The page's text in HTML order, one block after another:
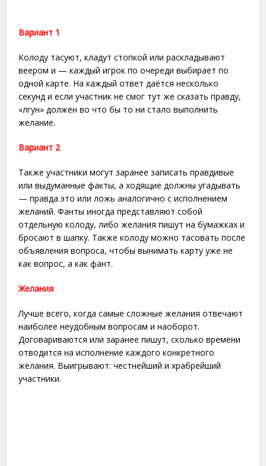
Вариант 1
Колоду тасуют, кладут стопкой или раскладывают
веером и — каждый игрок по очереди выбирает по
одной карте. На каждый ответ даётся несколько
секунд и если участник не смог тут же сказать правду,
«лгун» должен во что бы то ни стало выполнить
желание.
Вариант 2
Также участники могут заранее записать правдивые
или выдуманные факты, а ходящие должны угадывать
— правда это или ложь аналогично с исполнением
желаний. Фанты иногда представляют собой
отдельную колоду, либо желания пишут на бумажках и
бросают в шапку. Также колоду можно тасовать после
объявления вопроса, чтобы вынимать карту уже не
как вопрос, а как фант.
Желания
Лучше всего, когда самые сложные желания отвечают
наиболее неудобным вопросам и наоборот.
Договариваются или заранее пишут, сколько времени
отводится на исполнение каждого конкретного
желания. Выигрывают: честнейший и храбрейший
участники.